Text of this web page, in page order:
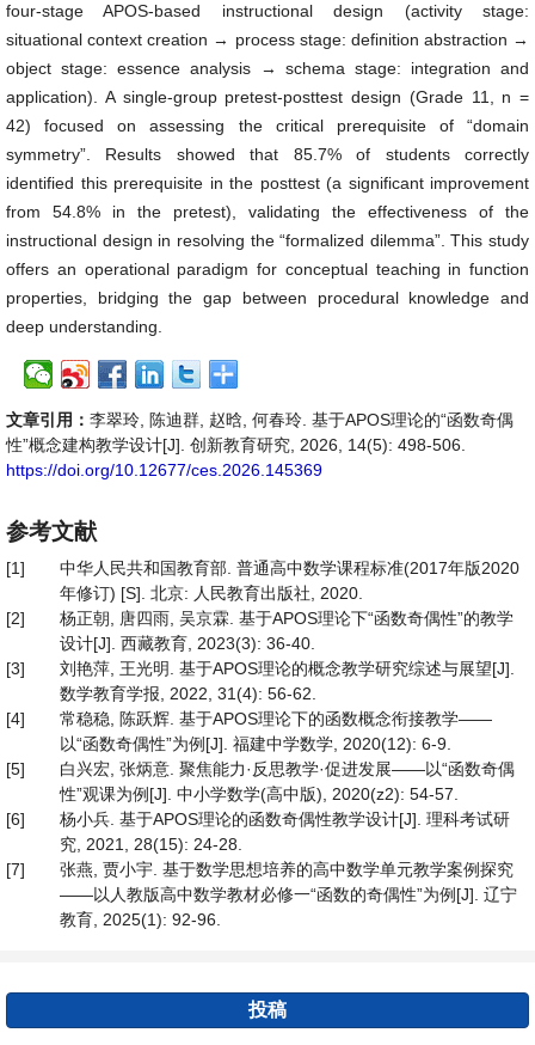
four-stage APOS-based instructional design (activity stage:
situational context creation → process stage: definition abstraction →
object stage: essence analysis → schema stage: integration and
application). A single-group pretest-posttest design (Grade 11, n =
42) focused on assessing the critical prerequisite of “domain
symmetry”. Results showed that 85.7% of students correctly
identified this prerequisite in the posttest (a significant improvement
from 54.8% in the pretest), validating the effectiveness of the
instructional design in resolving the “formalized dilemma”. This study
offers an operational paradigm for conceptual teaching in function
properties, bridging the gap between procedural knowledge and
deep understanding.
文章引用： 李翠玲, 陈迪群, 赵晗, 何春玲. 基于APOS理论的“函数奇偶
性”概念建构教学设计[J]. 创新教育研究, 2026, 14(5): 498-506.
https://doi.org/10.12677/ces.2026.145369
参考文献
[1]
中华人民共和国教育部. 普通高中数学课程标准(2017年版2020
年修订) [S]. 北京: 人民教育出版社, 2020.
[2]
杨正朝, 唐四雨, 吴京霖. 基于APOS理论下“函数奇偶性”的教学
设计[J]. 西藏教育, 2023(3): 36-40.
[3]
刘艳萍, 王光明. 基于APOS理论的概念教学研究综述与展望[J].
数学教育学报, 2022, 31(4): 56-62.
[4]
常稳稳, 陈跃辉. 基于APOS理论下的函数概念衔接教学——
以“函数奇偶性”为例[J]. 福建中学数学, 2020(12): 6-9.
[5]
白兴宏, 张炳意. 聚焦能力·反思教学·促进发展——以“函数奇偶
性”观课为例[J]. 中小学数学(高中版), 2020(z2): 54-57.
[6]
杨小兵. 基于APOS理论的函数奇偶性教学设计[J]. 理科考试研
究, 2021, 28(15): 24-28.
[7]
张燕, 贾小宇. 基于数学思想培养的高中数学单元教学案例探究
——以人教版高中数学教材必修一“函数的奇偶性”为例[J]. 辽宁
教育, 2025(1): 92-96.
投稿